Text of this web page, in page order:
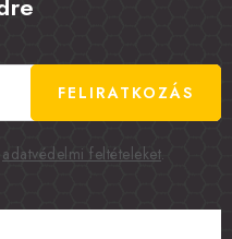
adatvédelmi feltételeket.
FELIRATKOZÁS